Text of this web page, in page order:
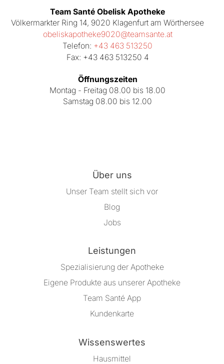
Team Santé Obelisk Apotheke
Völkermarkter Ring 14, 9020 Klagenfurt am Wörthersee
obeliskapotheke9020@teamsante.at
Telefon: +43 463 513250
Fax: +43 463 513250 4
Öffnungszeiten
Montag - Freitag 08.00 bis 18.00
Samstag 08.00 bis 12.00
Über uns
Unser Team stellt sich vor
Blog
Jobs
Leistungen
Spezialisierung der Apotheke
Eigene Produkte aus unserer Apotheke
Team Santé App
Kundenkarte
Wissenswertes
Hausmittel